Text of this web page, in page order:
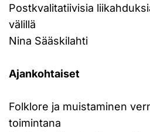
Postkvalitatiivisia
välillä
Nina Sääskilahti
Ajankohtaiset
Folklore ja muistaminen
toimintana